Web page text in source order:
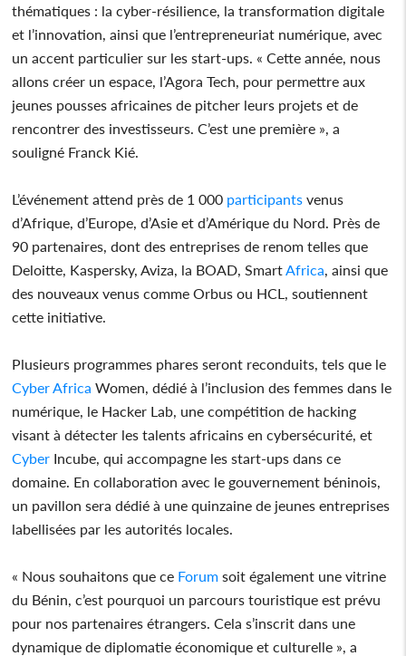
thématiques : la cyber-résilience, la transformation digitale
et l’innovation, ainsi que l’entrepreneuriat numérique, avec
un accent particulier sur les start-ups. « Cette année, nous
allons créer un espace, l’Agora Tech, pour permettre aux
jeunes pousses africaines de pitcher leurs projets et de
rencontrer des investisseurs. C’est une première », a
souligné Franck Kié.
L’événement attend près de 1 000 participants venus
d’Afrique, d’Europe, d’Asie et d’Amérique du Nord. Près de
90 partenaires, dont des entreprises de renom telles que
Deloitte, Kaspersky, Aviza, la BOAD, Smart Africa , ainsi que
des nouveaux venus comme Orbus ou HCL, soutiennent
cette initiative.
Plusieurs programmes phares seront reconduits, tels que le
Cyber Africa Women, dédié à l’inclusion des femmes dans le
numérique, le Hacker Lab, une compétition de hacking
visant à détecter les talents africains en cybersécurité, et
Cyber Incube, qui accompagne les start-ups dans ce
domaine. En collaboration avec le gouvernement béninois,
un pavillon sera dédié à une quinzaine de jeunes entreprises
labellisées par les autorités locales.
« Nous souhaitons que ce Forum soit également une vitrine
du Bénin, c’est pourquoi un parcours touristique est prévu
pour nos partenaires étrangers. Cela s’inscrit dans une
dynamique de diplomatie économique et culturelle », a